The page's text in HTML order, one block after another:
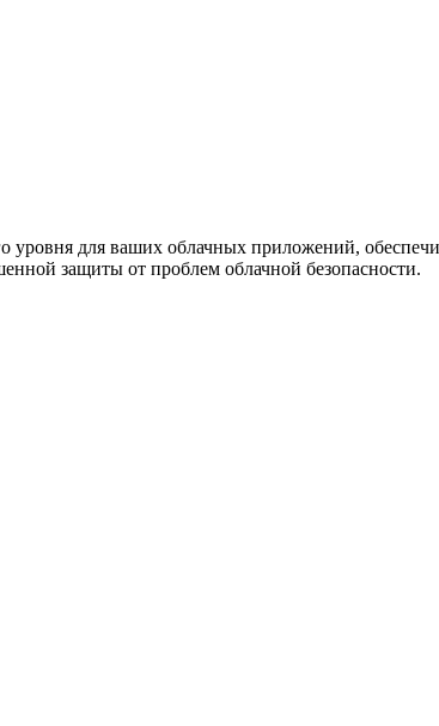
для ваших облачных приложений,
защиты от проблем облачной безопасности.